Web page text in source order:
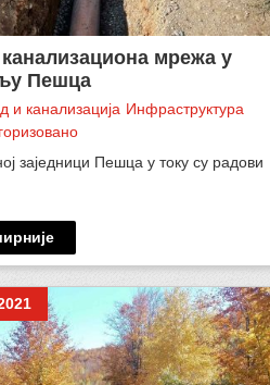
мрежа у
Пешца
и канализација Инфраструктура
заједници Пешца у току су радови